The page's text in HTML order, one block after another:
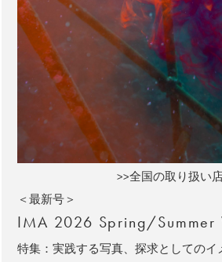
>>全国の取り扱い
＜最新号＞
IMA 2026 Spring/Summer
特集：実践する写真、探求としてのイ